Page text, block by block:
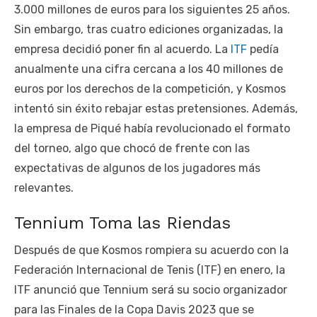
3.000 millones de euros para los siguientes 25 años.
Sin embargo, tras cuatro ediciones organizadas, la
empresa decidió poner fin al acuerdo. La ITF pedía
anualmente una cifra cercana a los 40 millones de
euros por los derechos de la competición, y Kosmos
intentó sin éxito rebajar estas pretensiones. Además,
la empresa de Piqué había revolucionado el formato
del torneo, algo que chocó de frente con las
expectativas de algunos de los jugadores más
relevantes.
Tennium Toma las Riendas
Después de que Kosmos rompiera su acuerdo con la
Federación Internacional de Tenis (ITF) en enero, la
ITF anunció que Tennium será su socio organizador
para las Finales de la Copa Davis 2023 que se